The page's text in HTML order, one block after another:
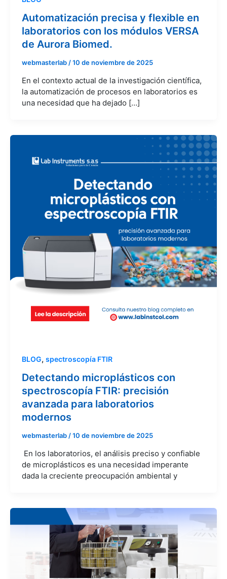
Automatización precisa y flexible en
laboratorios con los módulos VERSA
de Aurora Biomed.
webmasterlab/10 de noviembre de 2025
En el contexto actual de la investigación científica,
la automatización de procesos en laboratorios es
una necesidad que ha dejado […]
BLOG, spectroscopía FTIR
Detectando microplásticos con
spectroscopía FTIR: precisión
avanzada para laboratorios
modernos
webmasterlab /10 de noviembre de 2025
En los laboratorios, el análisis preciso y confiable
de microplásticos es una necesidad imperante
dada la creciente preocupación ambiental y